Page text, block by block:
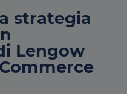
strategia
Lengow